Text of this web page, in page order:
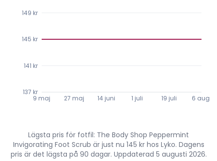
9 maj 27 maj 14 juni 1 juli 19 juli 6 aug.
137 kr
141 kr
145 kr
149 kr
Lägsta pris för fotfil: The Body Shop Peppermint
Invigorating Foot Scrub är just nu 145 kr hos Lyko. Dagens
pris är det lägsta på 90 dagar. Uppdaterad 5 augusti 2026.